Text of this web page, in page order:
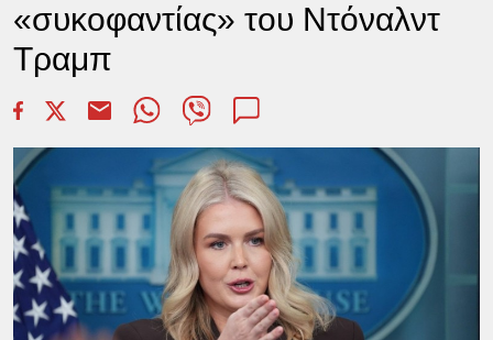
«συκοφαντίας» του Ντόναλντ
Τραμπ